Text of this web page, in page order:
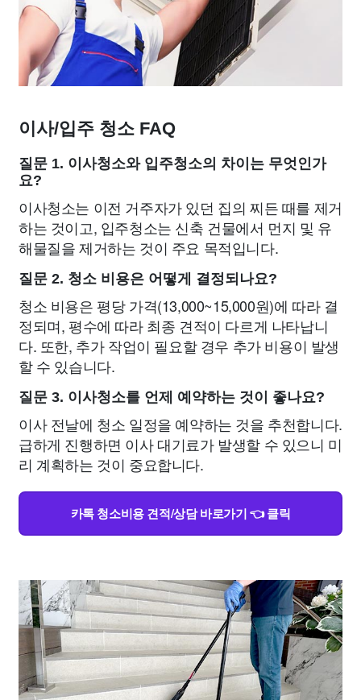
이사/입주 청소 FAQ
질문 1. 이사청소와 입주청소의 차이는 무엇인가
요?
이사청소는 이전 거주자가 있던 집의 찌든 때를 제거
하는 것이고, 입주청소는 신축 건물에서 먼지 및 유
해물질을 제거하는 것이 주요 목적입니다.
질문 2. 청소 비용은 어떻게 결정되나요?
청소 비용은 평당 가격(13,000~15,000원)에 따라 결
정되며, 평수에 따라 최종 견적이 다르게 나타납니
다. 또한, 추가 작업이 필요할 경우 추가 비용이 발생
할 수 있습니다.
질문 3. 이사청소를 언제 예약하는 것이 좋나요?
이사 전날에 청소 일정을 예약하는 것을 추천합니다.
급하게 진행하면 이사 대기료가 발생할 수 있으니 미
리 계획하는 것이 중요합니다.
카톡 청소비용 견적/상담 바로가기 👈 클릭